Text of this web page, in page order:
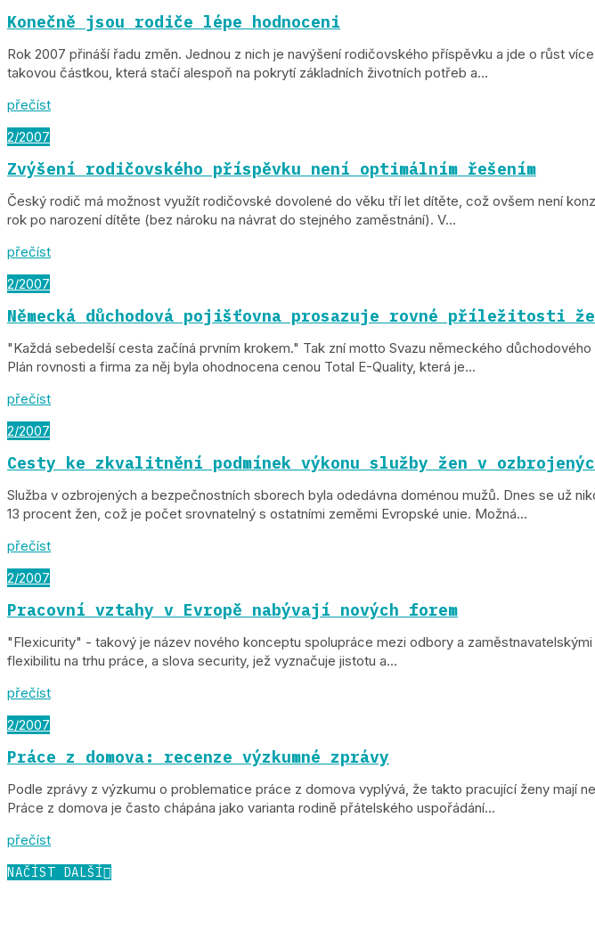
Konečně jsou rodiče lépe hodnoceni
Rok 2007 přináší řadu změn. Jednou z nich je navýšení rodičovského příspěvku a jde o růst
takovou částkou, která stačí alespoň na pokrytí základních životních potřeb a...
přečíst
2/2007
Zvýšení rodičovského příspěvku není optimálním řešením
Český rodič má možnost využít rodičovské dovolené do věku tří let dítěte, což ovšem není
rok po narození dítěte (bez nároku na návrat do stejného zaměstnání). V...
přečíst
2/2007
Německá důchodová pojišťovna prosazuje rovné příležitosti
"Každá sebedelší cesta začíná prvním krokem." Tak zní motto Svazu německého
Plán rovnosti a firma za něj byla ohodnocena cenou Total E-Quality, která je...
přečíst
2/2007
Cesty ke zkvalitnění podmínek výkonu služby žen v
Služba v ozbrojených a bezpečnostních sborech byla odedávna doménou mužů. Dnes se už
13 procent žen, což je počet srovnatelný s ostatními zeměmi Evropské unie. Možná...
přečíst
2/2007
Pracovní vztahy v Evropě nabývají nových forem
"Flexicurity" - takový je název nového konceptu spolupráce mezi odbory a
flexibilitu na trhu práce, a slova security, jež vyznačuje jistotu a...
přečíst
2/2007
Práce z domova: recenze výzkumné zprávy
Podle zprávy z výzkumu o problematice práce z domova vyplývá, že takto pracující ženy mají
Práce z domova je často chápána jako varianta rodině přátelského uspořádání...
přečíst
NAČÍST DALŠÍ